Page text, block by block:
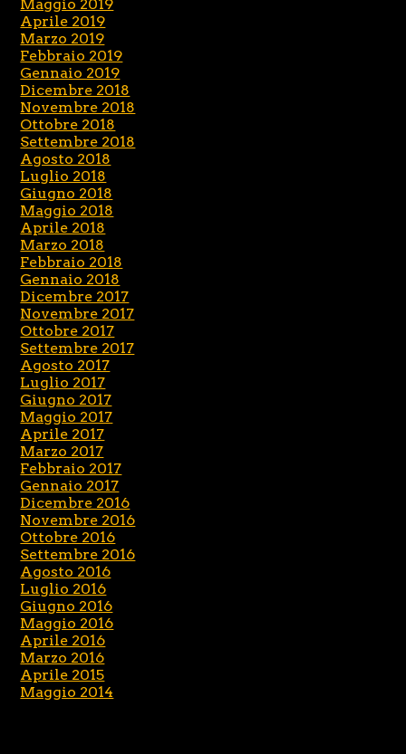
Maggio 2019
Aprile 2019
Marzo 2019
Febbraio 2019
Gennaio 2019
Dicembre 2018
Novembre 2018
Ottobre 2018
Settembre 2018
Agosto 2018
Luglio 2018
Giugno 2018
Maggio 2018
Aprile 2018
Marzo 2018
Febbraio 2018
Gennaio 2018
Dicembre 2017
Novembre 2017
Ottobre 2017
Settembre 2017
Agosto 2017
Luglio 2017
Giugno 2017
Maggio 2017
Aprile 2017
Marzo 2017
Febbraio 2017
Gennaio 2017
Dicembre 2016
Novembre 2016
Ottobre 2016
Settembre 2016
Agosto 2016
Luglio 2016
Giugno 2016
Maggio 2016
Aprile 2016
Marzo 2016
Aprile 2015
Maggio 2014